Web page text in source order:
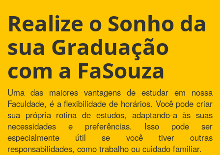
Realize o Sonho da
sua Graduação
com a FaSouza
Uma das maiores vantagens de estudar em nossa
Faculdade, é a flexibilidade de horários. Você pode criar
sua própria rotina de estudos, adaptando-a às suas
necessidades e preferências. Isso pode ser
especialmente útil se você tiver outras
responsabilidades, como trabalho ou cuidado familiar.